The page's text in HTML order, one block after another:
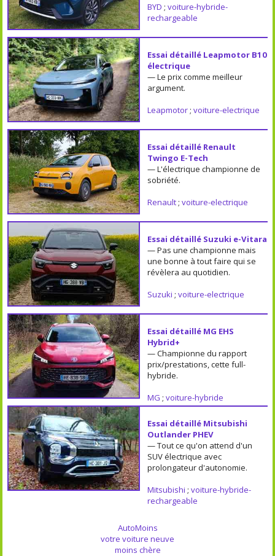
BYD ; voiture-hybride-
rechargeable
Essai détaillé Leapmotor B10
électrique
— Le prix comme meilleur
argument.
Leapmotor; voiture-electrique
Essai détaillé Renault
Twingo E-Tech
— L'électrique championne de
sobriété.
Renault; voiture-electrique
Essai détaillé Suzuki e-Vitara
— Pas une championne mais
une bonne à tout faire qui se
révèlera au quotidien.
Suzuki ; voiture-electrique
Essai détaillé MG EHS
Hybrid+
— Championne du rapport
prix/prestations, cette full-
hybride.
MG ; voiture-hybride
Essai détaillé Mitsubishi
Outlander PHEV
— Tout ce qu'on attend d'un
SUV électrique avec
prolongateur d'autonomie.
Mitsubishi ; voiture-hybride-
rechargeable
AutoMoins
votre voiture neuve
moins chère